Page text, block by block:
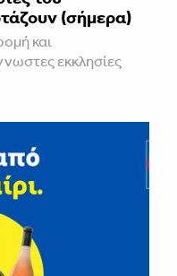
(σήμερα)
και
εκκλησίες